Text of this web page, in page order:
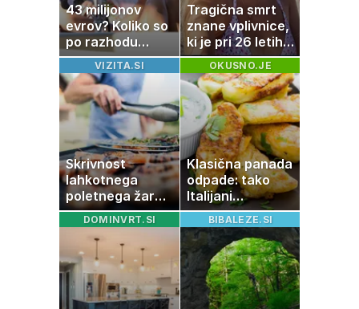
43 milijonov
evrov? Koliko so
po razhodu
zahtevale ali
prejele
partnerice
športnih
zvezdnikov
Tragična smrt
znane vplivnice,
ki je pri 26 letih
izgubila boj z
boleznijo
VIZITA.SI
Skrivnost
lahkotnega
poletnega žara,
po katerem ne
boste
potrebovali
popoldanskega
spanca
OKUSNO.JE
Klasična panada
odpade: tako
Italijani
pripravijo
slastne ocvrte
bučke
DOMINVRT.SI BIBALEZE.SI